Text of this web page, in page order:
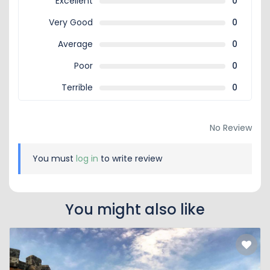
Very Good
0
Average
0
Poor
0
Terrible
0
No Review
You must log in to write review
You might also like